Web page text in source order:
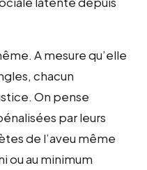
A mesure qu’elle
chacun
On pense
par leurs
de l’aveu même
ou au minimum